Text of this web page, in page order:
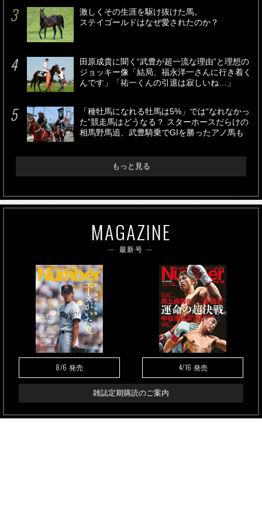
激しくその生涯を駆け抜けた馬。
ステイゴールドはなぜ愛されたのか？
田原成貴に聞く“武豊が超一流な理由”と理想の
ジョッキー像「結局、福永洋一さんに行き着く
んです」「祐一くんの引退は寂しいね…」
「種牡馬になれる牡馬は5%」では“なれなかっ
た”競走馬はどうなる？ スターホースだらけの
相馬野馬追、武豊騎乗でGIを勝ったアノ馬も
もっと見る
MAGAZINE
最新号
8/6 発売 4/16 発売
雑誌定期購読のご案内